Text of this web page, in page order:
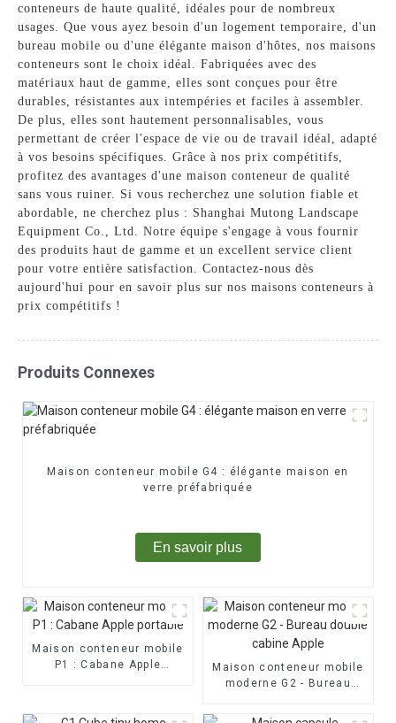
conteneurs de haute qualité, idéales pour de nombreux
usages. Que vous ayez besoin d'un logement temporaire, d'un
bureau mobile ou d'une élégante maison d'hôtes, nos maisons
conteneurs sont le choix idéal. Fabriquées avec des
matériaux haut de gamme, elles sont conçues pour être
durables, résistantes aux intempéries et faciles à assembler.
De plus, elles sont hautement personnalisables, vous
permettant de créer l'espace de vie ou de travail idéal, adapté
à vos besoins spécifiques. Grâce à nos prix compétitifs,
profitez des avantages d'une maison conteneur de qualité
sans vous ruiner. Si vous recherchez une solution fiable et
abordable, ne cherchez plus : Shanghai Mutong Landscape
Equipment Co., Ltd. Notre équipe s'engage à vous fournir
des produits haut de gamme et un excellent service client
pour votre entière satisfaction. Contactez-nous dès
aujourd'hui pour en savoir plus sur nos maisons conteneurs à
prix compétitifs !
Produits Connexes
Maison conteneur mobile G4 : élégante maison en
verre préfabriquée
En savoir plus
Maison conteneur mobile
P1 : Cabane Apple
Maison conteneur mobile
moderne G2 - Bureau